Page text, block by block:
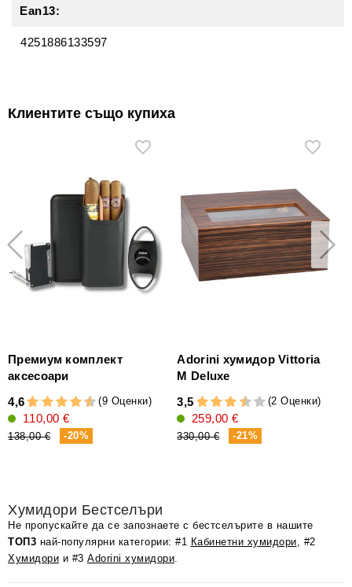
Ean13:
4251886133597
Клиентите също купиха
Премиум комплект
аксесоари
4,6
(9 Оценки)
110,00 €
138,00 € -20%
Adorini хумидор Vittoria
M Deluxe
3,5
(2 Оценки)
259,00 €
330,00 € -21%
Хумидори Бестселъри
Не пропускайте да се запознаете с бестселърите в нашите
ТОП3 най-популярни категории: #1 Кабинетни хумидори, #2
Хумидори и #3 Adorini хумидори.